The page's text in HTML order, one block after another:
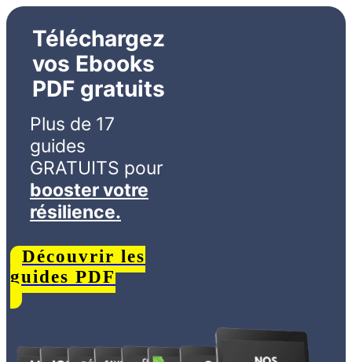
Téléchargez
vos Ebooks
PDF gratuits
Plus de 17
guides
GRATUITS pour
booster votre
résilience.
Découvrir les
guides PDF